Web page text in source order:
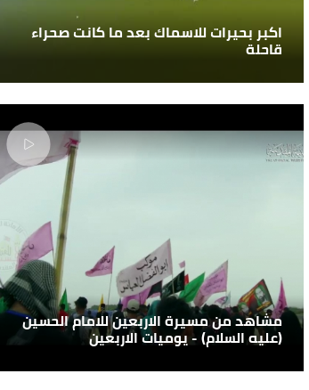
اكبر بحيرات للاسماك بعد ما كانت صحراء
قاحلة
مشاهد من مسيرة الاربعين للامام الحسين
(عليه السلام) - يوميات الاربعين